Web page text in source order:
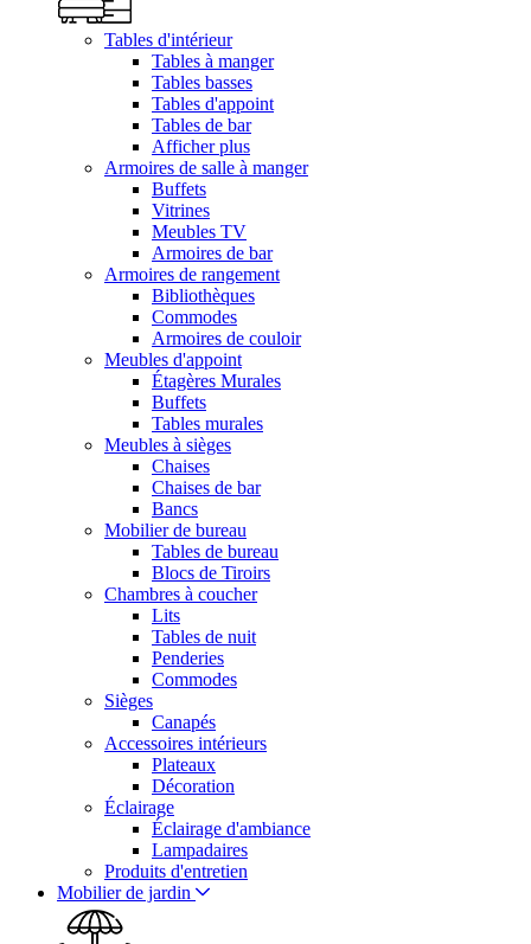
Tables d'intérieur
Tables à manger
Tables basses
Tables d'appoint
Tables de bar
Afficher plus
Armoires de salle à manger
Buffets
Vitrines
Meubles TV
Armoires de bar
Armoires de rangement
Bibliothèques
Commodes
Armoires de couloir
Meubles d'appoint
Étagères Murales
Buffets
Tables murales
Meubles à sièges
Chaises
Chaises de bar
Bancs
Mobilier de bureau
Tables de bureau
Blocs de Tiroirs
Chambres à coucher
Lits
Tables de nuit
Penderies
Commodes
Sièges
Canapés
Accessoires intérieurs
Plateaux
Décoration
Éclairage
Éclairage d'ambiance
Lampadaires
Produits d'entretien
Mobilier de jardin